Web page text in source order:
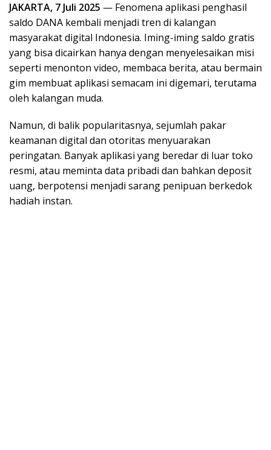
JAKARTA, 7 Juli 2025 — Fenomena aplikasi penghasil
saldo DANA kembali menjadi tren di kalangan
masyarakat digital Indonesia. Iming-iming saldo gratis
yang bisa dicairkan hanya dengan menyelesaikan misi
seperti menonton video, membaca berita, atau bermain
gim membuat aplikasi semacam ini digemari, terutama
oleh kalangan muda.
Namun, di balik popularitasnya, sejumlah pakar
keamanan digital dan otoritas menyuarakan
peringatan. Banyak aplikasi yang beredar di luar toko
resmi, atau meminta data pribadi dan bahkan deposit
uang, berpotensi menjadi sarang penipuan berkedok
hadiah instan.